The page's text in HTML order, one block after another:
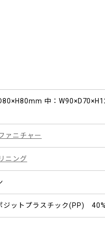
中：
ァニチャー
ニング
ジットプラスチック(PP)